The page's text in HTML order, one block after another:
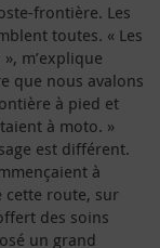
frontière. Les
toutes. « Les
m’explique
que nous avalons
à pied et
à moto. »
est différent.
à
cette route, sur
des soins
un grand